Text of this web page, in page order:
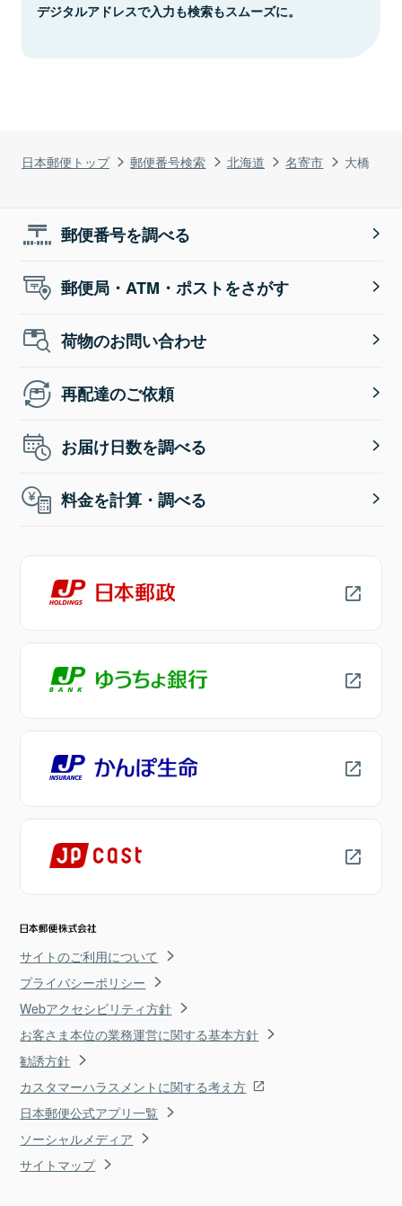
日本郵便トップ 郵便番号検索 北海道 名寄市 大橋
デジタルアドレスで入力も検索もスムーズに。
郵便番号を調べる
郵便局・ATM・ポストをさがす
荷物のお問い合わせ
再配達のご依頼
お届け日数を調べる
料金を計算・調べる
サイトのご利用について
プライバシーポリシー
Webアクセシビリティ方針
お客さま本位の業務運営に関する基本方針
勧誘方針
カスタマーハラスメントに関する考え方
日本郵便公式アプリ一覧
ソーシャルメディア
サイトマップ